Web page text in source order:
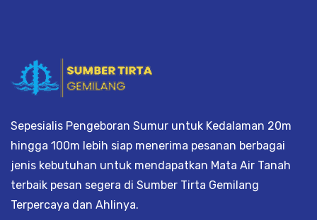
Sepesialis Pengeboran Sumur untuk Kedalaman 20m
hingga 100m lebih siap menerima pesanan berbagai
jenis kebutuhan untuk mendapatkan Mata Air Tanah
terbaik pesan segera di Sumber Tirta Gemilang
Terpercaya dan Ahlinya.